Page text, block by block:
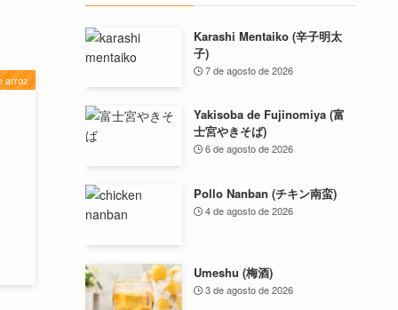
arroz
Karashi Mentaiko (辛子明太
子)
7 de agosto de 2026
Yakisoba de Fujinomiya (富
士宮やきそば)
6 de agosto de 2026
Pollo Nanban (チキン南蛮)
4 de agosto de 2026
Umeshu (梅酒)
3 de agosto de 2026